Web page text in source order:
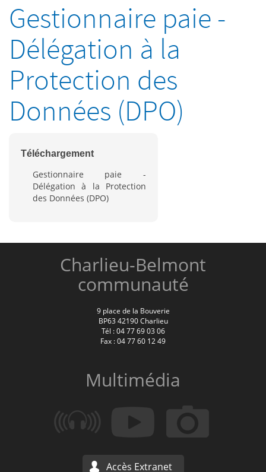
Gestionnaire paie -
Délégation à la
Protection des
Données (DPO)
Téléchargement
Gestionnaire paie -
Délégation à la Protection
des Données (DPO)
Charlieu-Belmont
communauté
9 place de la Bouverie
BP63 42190 Charlieu
Tél : 04 77 69 03 06
Fax : 04 77 60 12 49
Multimédia
Accès Extranet